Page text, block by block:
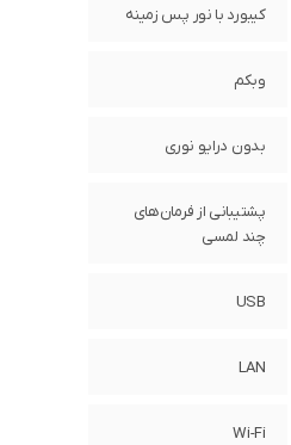
کیبورد با نور پس زمینه
وبکم
بدون درایو نوری
پشتیبانی از فرمان‌های
چند لمسی
USB
LAN
Wi-Fi